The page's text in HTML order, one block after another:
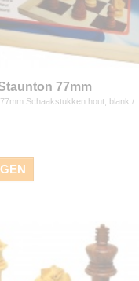
77mm
Schaakstukken hout, blank /…